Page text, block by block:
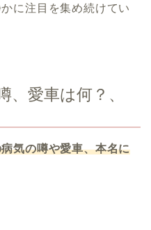
に注目を集め続けてい
、愛車は何？、
気の噂や愛車、本名に